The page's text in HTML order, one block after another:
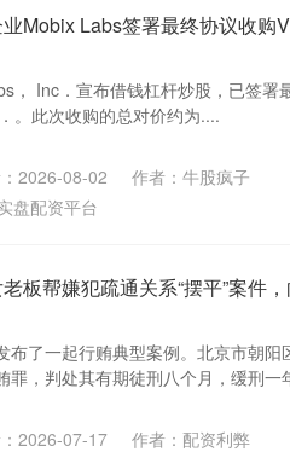
Mobix Labs签署最终协议收购
， Inc．宣布借钱杠杆炒股，已签署
。此次收购的总对价约为....
2026-08-02
作者：牛股疯子
盘配资平台
板帮嫌犯疏通关系“摆平”案件
布了一起行贿典型案例。北京市朝阳
罪，判处其有期徒刑八个月，缓刑
2026-07-17
作者：配资利弊